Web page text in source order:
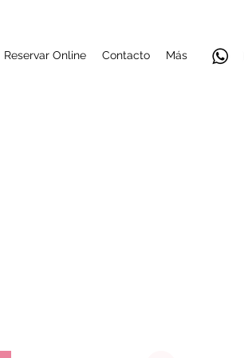
Reservar Online Contacto Más